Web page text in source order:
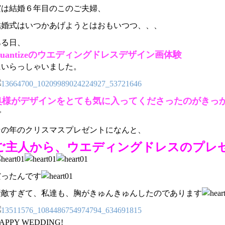
結婚６年目のこのご夫婦、
式はいつかあげようとはおもいつつ、、、
日、
のウエディングドレスデザイン画体験
らっしゃいました。
様がデザインをとても気に入ってくださったのがきっ
年のクリスマスプレゼントになんと、
主人から、ウエディングドレスのプレ
たんです
すぎて、私達も、胸がきゅんきゅんしたのであります
WEDDING!